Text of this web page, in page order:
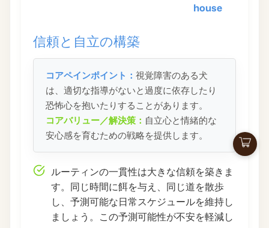
house
信頼と自立の構築
コアペインポイント： 視覚障害のある犬
は、適切な指導がないと過度に依存したり
恐怖心を抱いたりすることがあります。
コアバリュー／解決策： 自立心と情緒的な
安心感を育むための戦略を提供します。
ルーティンの一貫性は大きな信頼を築きま
す。同じ時間に餌を与え、同じ道を散歩
し、予測可能な日常スケジュールを維持し
ましょう。この予測可能性が不安を軽減し
カ